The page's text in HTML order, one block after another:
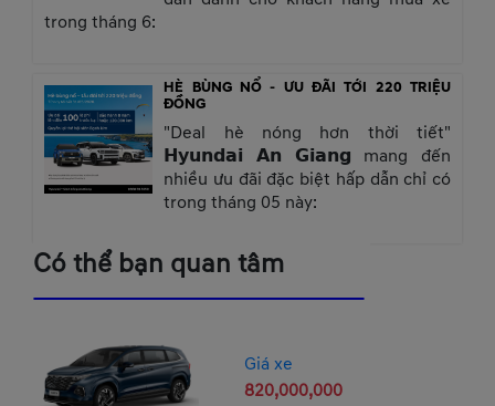
trong tháng 6:
HÈ BÙNG NỔ - ƯU ĐÃI TỚI 220 TRIỆU
ĐỒNG
"Deal hè nóng hơn thời tiết"
𝗛𝘆𝘂𝗻𝗱𝗮𝗶 𝗔𝗻 𝗚𝗶𝗮𝗻𝗴 mang đến
nhiều ưu đãi đặc biệt hấp dẫn chỉ có
trong tháng 05 này:
Có thể bạn quan tâm
Giá xe
820,000,000